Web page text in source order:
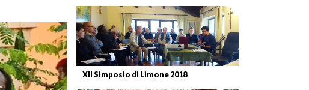
XII Simposio di Limone 2018